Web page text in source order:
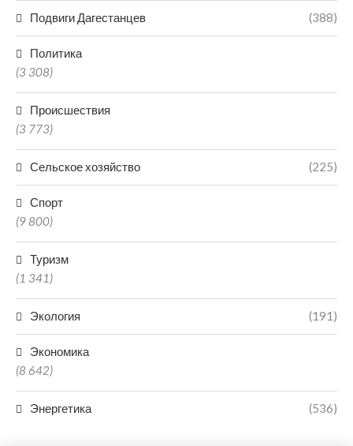
Подвиги Дагестанцев (388)
Политика
(3 308)
Происшествия
(3 773)
Сельское хозяйство (225)
Спорт
(9 800)
Туризм
(1 341)
Экология (191)
Экономика
(8 642)
Энергетика (536)